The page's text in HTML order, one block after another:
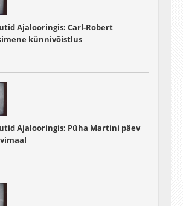
Ajalooringis: Carl-Robert
künnivõistlus
Ajalooringis: Püha Martini päev